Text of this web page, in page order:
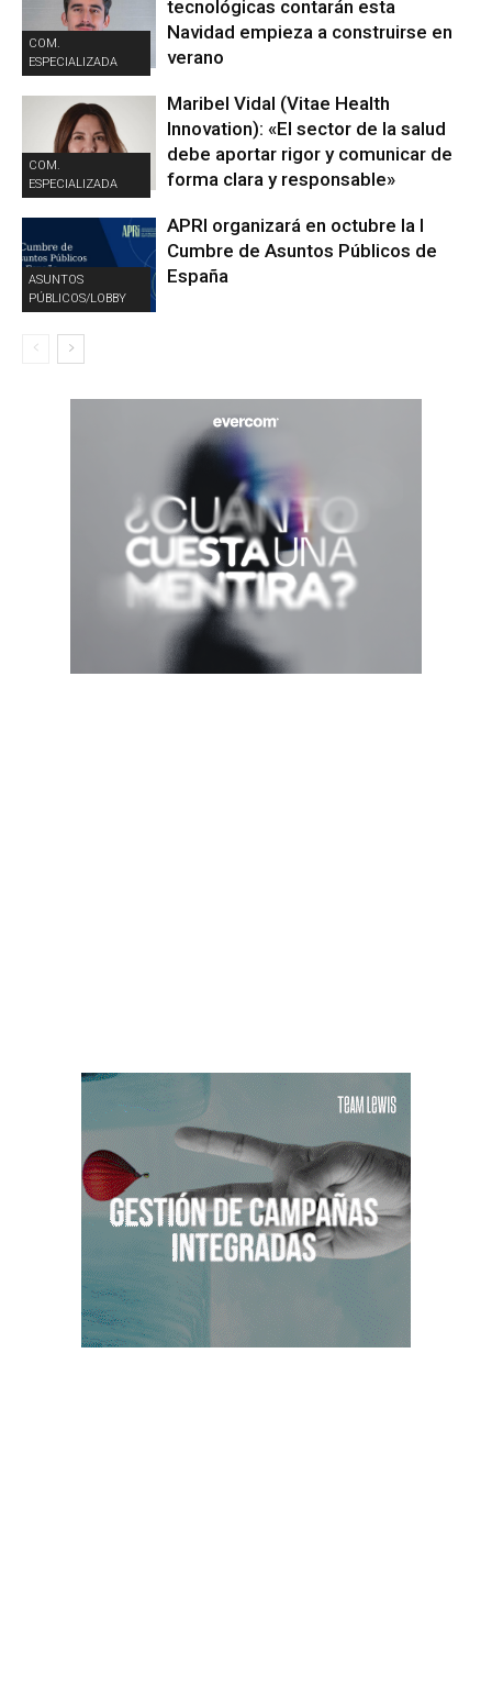
COM.
ESPECIALIZADA
tecnológicas contarán esta
Navidad empieza a construirse en
verano
COM.
ESPECIALIZADA
Maribel Vidal (Vitae Health
Innovation): «El sector de la salud
debe aportar rigor y comunicar de
forma clara y responsable»
ASUNTOS
PÚBLICOS/LOBBY
APRI organizará en octubre la I
Cumbre de Asuntos Públicos de
España